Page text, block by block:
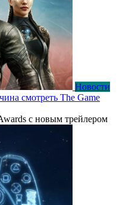
Новости
смотреть The Game
с новым трейлером